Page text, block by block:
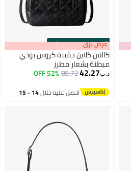
00m:00s
·
100% Left
2
عرض برق
كالفن كلاين حقيبة كروس بودي
مبطنة بشعار مطرز
د.ب‏42.27
89.72
52% OFF
احصل عليه خلال 14 - 15